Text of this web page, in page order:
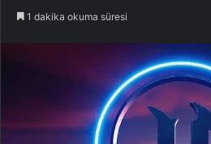
1 dakika okuma süresi